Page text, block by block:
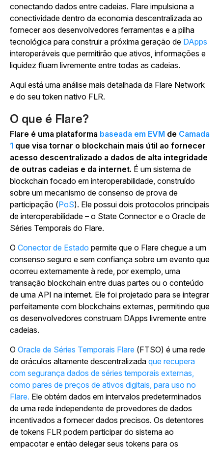
conectando dados entre cadeias. Flare impulsiona a
conectividade dentro da economia descentralizada ao
fornecer aos desenvolvedores ferramentas e a pilha
tecnológica para construir a próxima geração de DApps
interoperáveis que permitirão que ativos, informações e
liquidez fluam livremente entre todas as cadeias.
Aqui está uma análise mais detalhada da Flare Network
e do seu token nativo FLR.
O que é Flare?
Flare é uma plataforma baseada em EVM de Camada
1 que visa tornar o blockchain mais útil ao fornecer
acesso descentralizado a dados de alta integridade
de outras cadeias e da internet. É um sistema de
blockchain focado em interoperabilidade, construído
sobre um mecanismo de consenso de prova de
participação (PoS). Ele possui dois protocolos principais
de interoperabilidade – o State Connector e o Oracle de
Séries Temporais do Flare.
O Conector de Estado permite que o Flare chegue a um
consenso seguro e sem confiança sobre um evento que
ocorreu externamente à rede, por exemplo, uma
transação blockchain entre duas partes ou o conteúdo
de uma API na internet. Ele foi projetado para se integrar
perfeitamente com blockchains externas, permitindo que
os desenvolvedores construam DApps livremente entre
cadeias.
O Oracle de Séries Temporais Flare (FTSO) é uma rede
de oráculos altamente descentralizada que recupera
com segurança dados de séries temporais externas,
como pares de preços de ativos digitais, para uso no
Flare. Ele obtém dados em intervalos predeterminados
de uma rede independente de provedores de dados
incentivados a fornecer dados precisos. Os detentores
de tokens FLR podem participar do sistema ao
empacotar e então delegar seus tokens para os